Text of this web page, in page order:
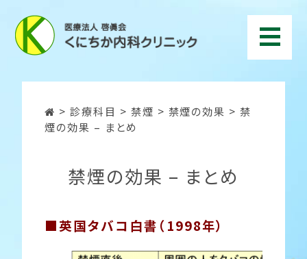
> 診療科目 > 禁煙 > 禁煙の効果 > 禁
煙の効果 – まとめ
禁煙の効果 – まとめ
■英国タバコ白書（1998年）